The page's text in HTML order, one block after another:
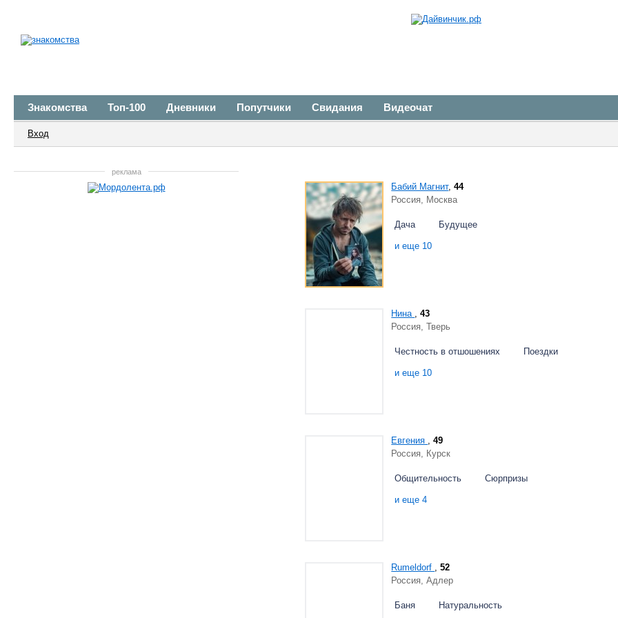
Знакомства Топ-100 Дневники Попутчики Свидания Видеочат
Вход
Бабий Магнит,44
Россия, Москва
Дача Будущее
и еще 10
Нина ,43
Россия, Тверь
Честность в отшошениях Поездки
и еще 10
Евгения ,49
Россия, Курск
Общительность Сюрпризы
и еще 4
Rumeldorf ,52
Россия, Адлер
Баня Натуральность
реклама